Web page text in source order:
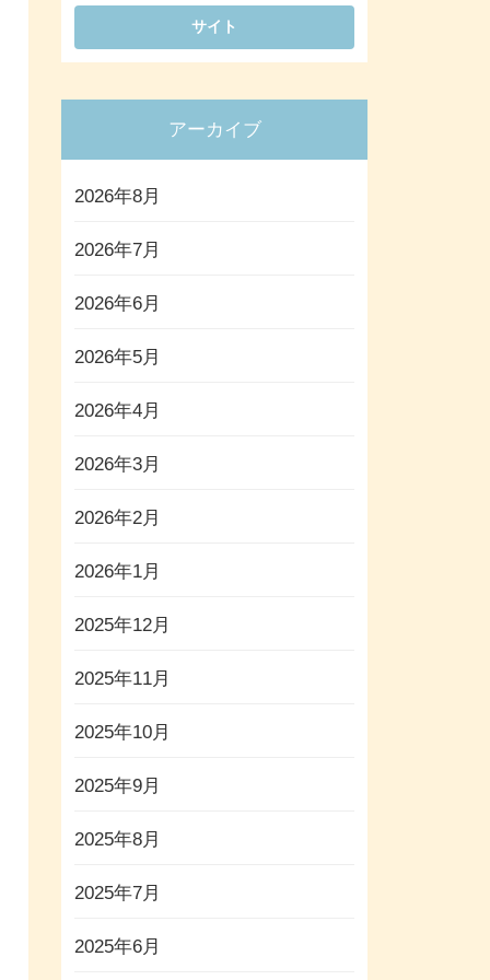
アーカイブ
2026年8月
2026年7月
2026年6月
2026年5月
2026年4月
2026年3月
2026年2月
2026年1月
2025年12月
2025年11月
2025年10月
2025年9月
2025年8月
2025年7月
2025年6月